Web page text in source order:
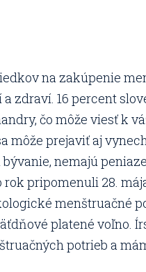
na zakúpenie
zdraví. 16 percent
čo môže viesť k
môže prejaviť aj
nemajú
pripomenuli 28.
menštruačné
platené voľno.
potrieb a